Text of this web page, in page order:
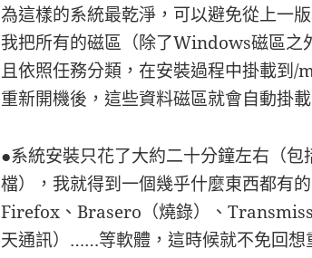
為這樣的系統最乾淨，可以避免從上一
我把所有的磁區（除了Windows磁區之
且依照任務分類，在安裝過程中掛載到
重新開機後，這些資料磁區就會自動掛
●系統安裝只花了大約二十分鐘左右（
檔），我就得到一個幾乎什麼東西都有
Firefox、Brasero（燒錄）、
天通訊）……等軟體，這時候就不免回